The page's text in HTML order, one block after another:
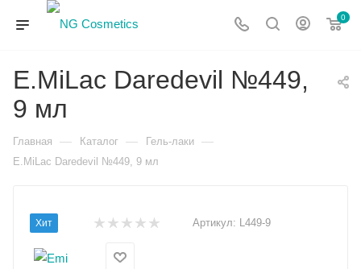
0
E.MiLac Daredevil №449,
9 мл
Главная — Каталог — Гель-лаки —
E.MiLac Daredevil №449, 9 мл
Хит Артикул: L449-9